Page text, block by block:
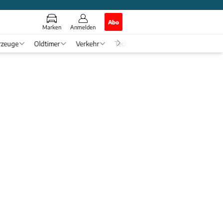
Marken Anmelden
Abo
Oldtimer Verkehr Tech & Zukunft